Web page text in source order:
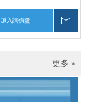
加入詢價籃
更多 »